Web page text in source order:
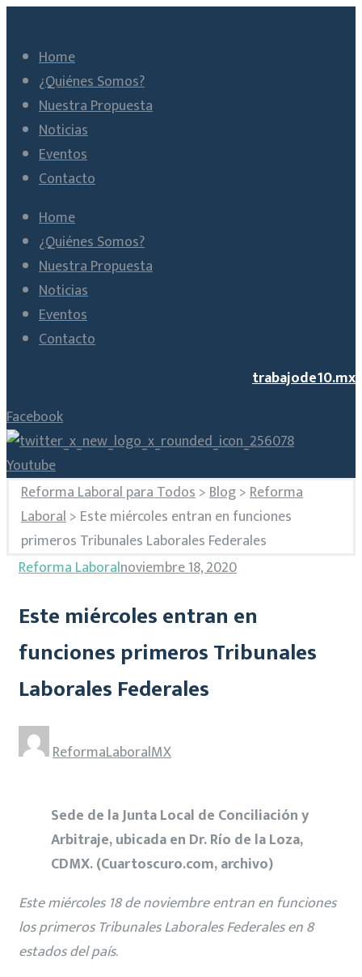
Home
¿Quiénes Somos?
Nuestra Propuesta
Noticias
Eventos
Contacto
Home
¿Quiénes Somos?
Nuestra Propuesta
Noticias
Eventos
Contacto
trabajode10.mx
Facebook
Youtube
Reforma Laboral para Todos>Blog>Reforma
Laboral> Este miércoles entran en funciones
primeros Tribunales Laborales Federales
Reforma Laboralnoviembre 18, 2020
Este miércoles entran en
funciones primeros Tribunales
Laborales Federales
ReformaLaboralMX
Sede de la Junta Local de Conciliación y
Arbitraje, ubicada en Dr. Río de la Loza,
CDMX. (Cuartoscuro.com, archivo)
Este miércoles 18 de noviembre entran en funciones
los primeros Tribunales Laborales Federales en 8
estados del país.